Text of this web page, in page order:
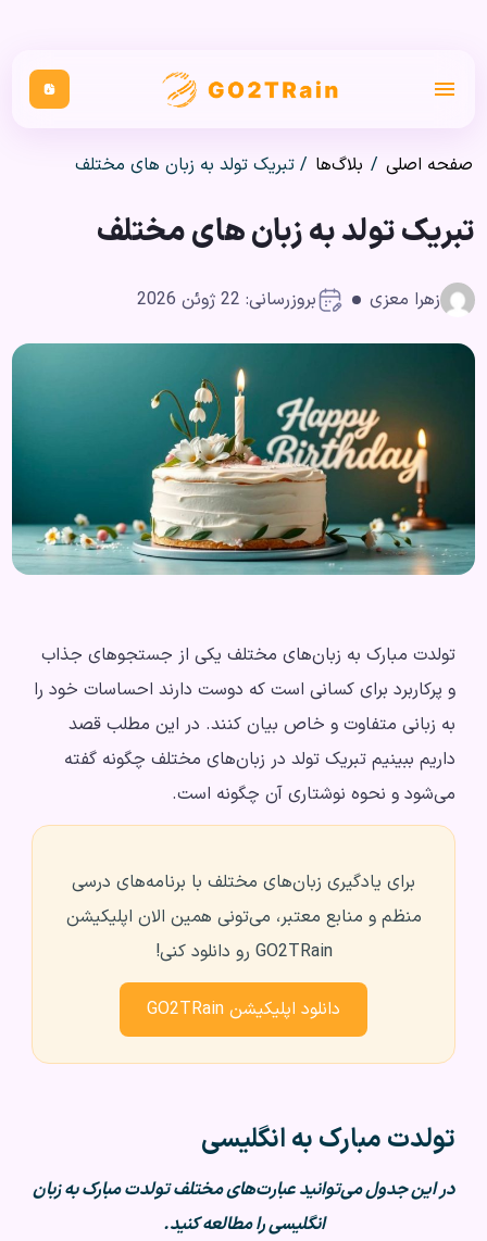
صفحه اصلی / بلاگ‌ها /تبریک تولد به زبان های مختلف
تبریک تولد به زبان های مختلف
زهرا معزی بروزرسانی: 22 ژوئن 2026
تولدت مبارک به زبان‌های مختلف یکی از جستجوهای جذاب
و پرکاربرد برای کسانی است که دوست دارند احساسات خود را
به زبانی متفاوت و خاص بیان کنند. در این مطلب قصد
داریم ببینیم تبریک تولد در زبان‌های مختلف چگونه گفته
می‌شود و نحوه نوشتاری آن چگونه است.
برای یادگیری زبان‌های مختلف با برنامه‌های درسی
منظم و منابع معتبر، می‌تونی همین الان اپلیکیشن
GO2TRain رو دانلود کنی!
دانلود اپلیکیشن GO2TRain
تولدت مبارک به انگلیسی
در این جدول می‌توانید عبارت‌های مختلف تولدت مبارک به زبان
انگلیسی را مطالعه کنید.